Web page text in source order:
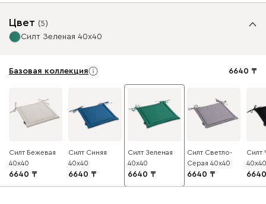
Цвет (5)
Силт Зеленая 40x40
Базовая коллекция 6640
Силт Бежевая
40x40
6640
Силт Синяя
40x40
6640
Силт Зеленая
40x40
6640
Силт Светло-
Серая 40x40
6640
Силт
40x40
6640